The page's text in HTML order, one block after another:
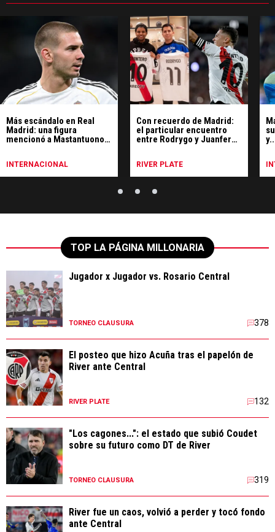
Más escándalo en Real
Madrid: una figura
mencionó a Mastantuono
INTERNACIONAL
Con recuerdo de Madrid:
el particular encuentro
entre Rodrygo y Juanfer
RIVER PLATE
TOP LA PÁGINA MILLONARIA
Jugador x Jugador vs. Rosario Central
TORNEO CLAUSURA 378
El posteo que hizo Acuña tras el papelón de
River ante Central
RIVER PLATE 132
"Los cagones...": el estado que subió Coudet
sobre su futuro como DT de River
TORNEO CLAUSURA 319
River fue un caos, volvió a perder y tocó fondo
ante Central